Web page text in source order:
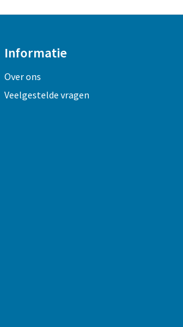
Informatie
Over ons
Veelgestelde vragen